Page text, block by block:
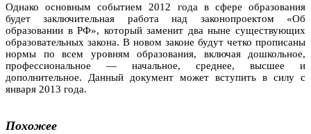
Однако основным событием 2012 года в сфере образования
будет заключительная работа над законопроектом «Об
образовании в РФ», который заменит два ныне существующих
образовательных закона. В новом законе будут четко прописаны
нормы по всем уровням образования, включая дошкольное,
профессиональное — начальное, среднее, высшее и
дополнительное. Данный документ может вступить в силу с
января 2013 года.
Похожее